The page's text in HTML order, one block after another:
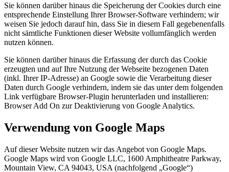
Sie können darüber hinaus die Speicherung der Cookies durch eine
entsprechende Einstellung Ihrer Browser-Software verhindern; wir
weisen Sie jedoch darauf hin, dass Sie in diesem Fall gegebenenfalls
nicht sämtliche Funktionen dieser Website vollumfänglich werden
nutzen können.
Sie können darüber hinaus die Erfassung der durch das Cookie
erzeugten und auf Ihre Nutzung der Webseite bezogenen Daten
(inkl. Ihrer IP-Adresse) an Google sowie die Verarbeitung dieser
Daten durch Google verhindern, indem sie das unter dem folgenden
Link verfügbare Browser-Plugin herunterladen und installieren:
Browser Add On zur Deaktivierung von Google Analytics.
Verwendung von Google Maps
Auf dieser Website nutzen wir das Angebot von Google Maps.
Google Maps wird von Google LLC, 1600 Amphitheatre Parkway,
Mountain View, CA 94043, USA (nachfolgend „Google“)